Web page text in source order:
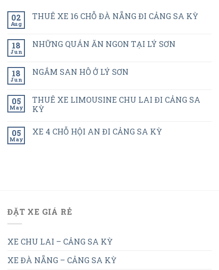
02
Aug
THUÊ XE 16 CHỖ ĐÀ NẴNG ĐI CẢNG SA KỲ
18
Jun
NHỮNG QUÁN ĂN NGON TẠI LÝ SƠN
18
Jun
NGẮM SAN HÔ Ở LÝ SƠN
05
May
THUÊ XE LIMOUSINE CHU LAI ĐI CẢNG SA
KỲ
05
May
XE 4 CHỖ HỘI AN ĐI CẢNG SA KỲ
ĐẶT XE GIÁ RẺ
XE CHU LAI – CẢNG SA KỲ
XE ĐÀ NẴNG – CẢNG SA KỲ